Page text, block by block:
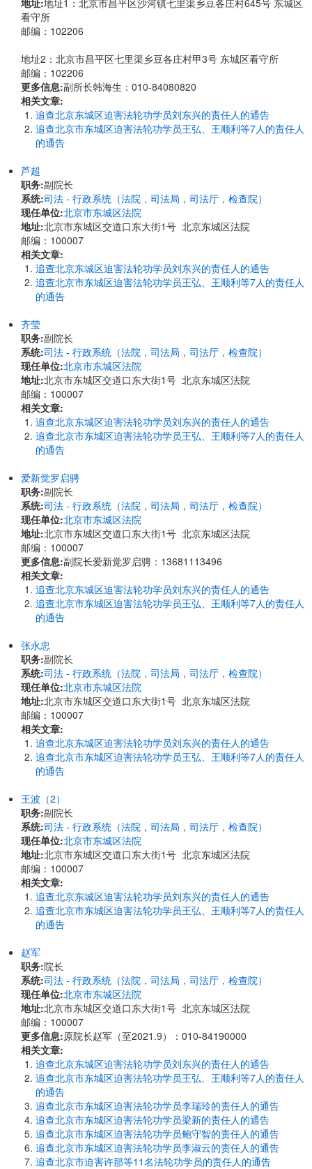
地址:地址1：北京市昌平区沙河镇七里渠乡豆各庄村645号 东城区
看守所
邮编：102206
地址2：北京市昌平区七里渠乡豆各庄村甲3号 东城区看守所
邮编：102206
更多信息:副所长韩海生：010-84080820
相关文章:
追查北京东城区迫害法轮功学员刘东兴的责任人的通告
追查北京市东城区迫害法轮功学员王弘、王顺利等7人的责任人
的通告
芦超
职务:副院长
系统:司法 - 行政系统（法院，司法局，司法厅，检查院）
现任单位:北京市东城区法院
地址:北京市东城区交道口东大街1号 北京东城区法院
邮编：100007
相关文章:
追查北京东城区迫害法轮功学员刘东兴的责任人的通告
追查北京市东城区迫害法轮功学员王弘、王顺利等7人的责任人
的通告
齐莹
职务:副院长
系统:司法 - 行政系统（法院，司法局，司法厅，检查院）
现任单位:北京市东城区法院
地址:北京市东城区交道口东大街1号 北京东城区法院
邮编：100007
相关文章:
追查北京东城区迫害法轮功学员刘东兴的责任人的通告
追查北京市东城区迫害法轮功学员王弘、王顺利等7人的责任人
的通告
爱新觉罗启骋
职务:副院长
系统:司法 - 行政系统（法院，司法局，司法厅，检查院）
现任单位:北京市东城区法院
地址:北京市东城区交道口东大街1号 北京东城区法院
邮编：100007
更多信息:副院长爱新觉罗启骋：13681113496
相关文章:
追查北京东城区迫害法轮功学员刘东兴的责任人的通告
追查北京市东城区迫害法轮功学员王弘、王顺利等7人的责任人
的通告
张永忠
职务:副院长
系统:司法 - 行政系统（法院，司法局，司法厅，检查院）
现任单位:北京市东城区法院
地址:北京市东城区交道口东大街1号 北京东城区法院
邮编：100007
相关文章:
追查北京东城区迫害法轮功学员刘东兴的责任人的通告
追查北京市东城区迫害法轮功学员王弘、王顺利等7人的责任人
的通告
王波（2）
职务:副院长
系统:司法 - 行政系统（法院，司法局，司法厅，检查院）
现任单位:北京市东城区法院
地址:北京市东城区交道口东大街1号 北京东城区法院
邮编：100007
相关文章:
追查北京东城区迫害法轮功学员刘东兴的责任人的通告
追查北京市东城区迫害法轮功学员王弘、王顺利等7人的责任人
的通告
赵军
职务:院长
系统:司法 - 行政系统（法院，司法局，司法厅，检查院）
现任单位:北京市东城区法院
地址:北京市东城区交道口东大街1号 北京东城区法院
邮编：100007
更多信息:原院长赵军（至2021.9）：010-84190000
相关文章:
追查北京东城区迫害法轮功学员刘东兴的责任人的通告
追查北京市东城区迫害法轮功学员王弘、王顺利等7人的责任人
的通告
追查北京市东城区迫害法轮功学员李瑞玲的责任人的通告
追查北京市东城区迫害法轮功学员梁新的责任人的通告
追查北京市东城区迫害法轮功学员鲍守智的责任人的通告
追查北京市东城区迫害法轮功学员李淑云的责任人的通告
追查北京市迫害许那等11名法轮功学员的责任人的通告